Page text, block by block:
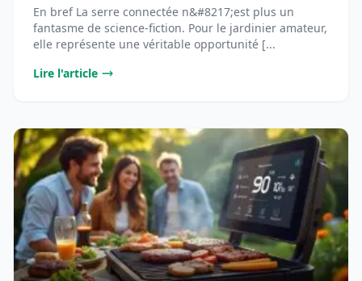
En bref La serre connectée n&#8217;est plus un
fantasme de science-fiction. Pour le jardinier amateur,
elle représente une véritable opportunité [...
Lire l'article